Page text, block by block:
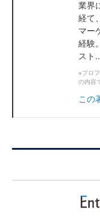
業界
経て
マー
経験
スト
※プロ
の内容
この